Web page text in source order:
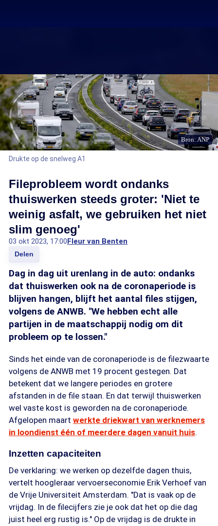
Bron: ANP
Drukte op de snelweg A1
Fileprobleem wordt ondanks
thuiswerken steeds groter: 'Niet te
weinig asfalt, we gebruiken het niet
slim genoeg'
03 okt 2023, 17:00Fleur van Benten
Delen
Dag in dag uit urenlang in de auto: ondanks
dat thuiswerken ook na de coronaperiode is
blijven hangen, blijft het aantal files stijgen,
volgens de ANWB. "We hebben echt alle
partijen in de maatschappij nodig om dit
probleem op te lossen."
Sinds het einde van de coronaperiode is de filezwaarte
volgens de ANWB met 19 procent gestegen. Dat
betekent dat we langere periodes en grotere
afstanden in de file staan. En dat terwijl thuiswerken
wel vaste kost is geworden na de coronaperiode.
Afgelopen maart werkte driekwart van werknemers
in loondienst één of meerdere dagen vanuit huis.
Inzetten capaciteiten
De verklaring: we werken op dezelfde dagen thuis,
vertelt hoogleraar vervoerseconomie Erik Verhoef van
de Vrije Universiteit Amsterdam. "Dat is vaak op de
vrijdag. In de filecijfers zie je ook dat het op die dag
juist heel erg rustig is." Op de vrijdag is de drukte in